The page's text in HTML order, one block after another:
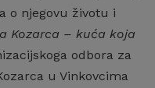
o njegovu životu i
Kozarca – kuća koja
odbora za
u Vinkovcima